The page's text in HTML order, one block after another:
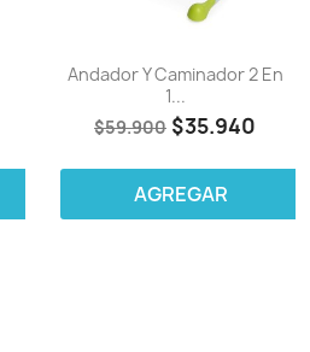
Andador Y Caminador 2 En
1...
$59.900 $35.940
AGREGAR